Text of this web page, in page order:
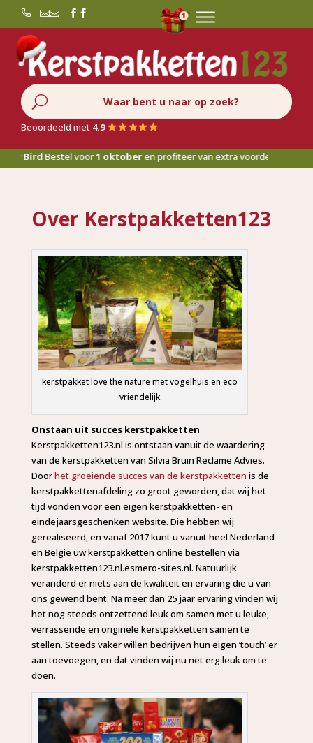
 
U
Beoordeeld met 4.9
BirdBestel voor1 oktoberen profiteer van extra voordeel!
Over Kerstpakketten123
kerstpakket love the nature met vogelhuis en eco
vriendelijk
Onstaan uit succes kerstpakketten
Kerstpakketten123.nl is ontstaan vanuit de waardering
van de kerstpakketten van Silvia Bruin Reclame Advies.
Doorhet groeiende succes van de kerstpakketten is de
kerstpakkettenafdeling zo groot geworden, dat wij het
tijd vonden voor een eigen kerstpakketten- en
eindejaarsgeschenken website. Die hebben wij
gerealiseerd, en vanaf 2017 kunt u vanuit heel Nederland
en België uw kerstpakketten online bestellen via
kerstpakketten123.nl.esmero-sites.nl. Natuurlijk
veranderd er niets aan de kwaliteit en ervaring die u van
ons gewend bent. Na meer dan 25 jaar ervaring vinden wij
het nog steeds ontzettend leuk om samen met u leuke,
verrassende en originele kerstpakketten samen te
stellen. Steeds vaker willen bedrijven hun eigen ’touch’ er
aan toevoegen, en dat vinden wij nu net erg leuk om te
doen.